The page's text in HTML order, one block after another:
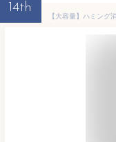
14th